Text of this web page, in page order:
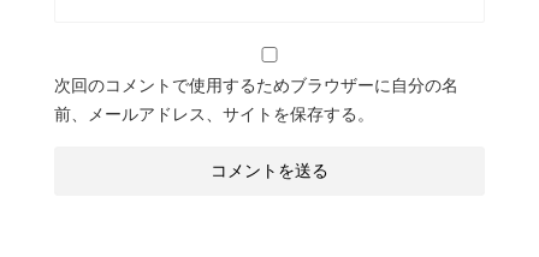
次回のコメントで使用するためブラウザーに自分の名
前、メールアドレス、サイトを保存する。